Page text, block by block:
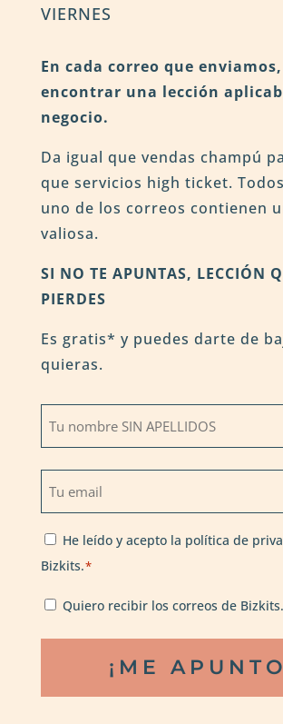
VIERNES
En cada correo que
encontrar una lección
negocio.
Da igual que vendas champú
que servicios high ticket.
uno de los correos contienen
valiosa.
SI NO TE APUNTAS, LECCIÓN
PIERDES
Es gratis* y puedes darte de
quieras.
Nombre
nombre
(SIN
APELLIDOS)
*
Privacidad
*
He leído y acepto la política de
Bizkits.*
Newsletter
Quiero recibir los correos de Bizkits.